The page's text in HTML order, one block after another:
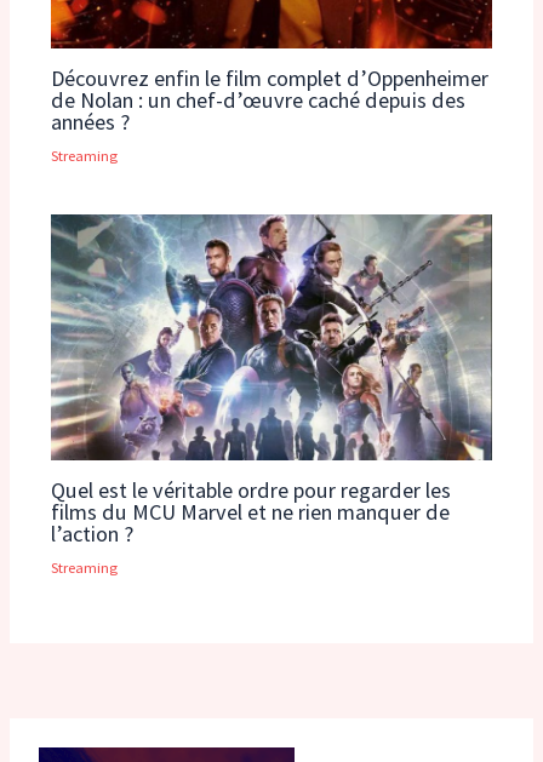
Découvrez enfin le film complet d’Oppenheimer
de Nolan : un chef-d’œuvre caché depuis des
années ?
Streaming
Quel est le véritable ordre pour regarder les
films du MCU Marvel et ne rien manquer de
l’action ?
Streaming